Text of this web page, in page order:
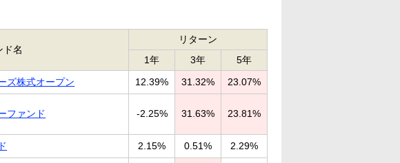
ド名
リターン
1年
3年
5年
ズ株式オープン 12.39% 31.32% 23.07%
ファンド -2.25% 31.63% 23.81%
2.15% 0.51% 2.29%